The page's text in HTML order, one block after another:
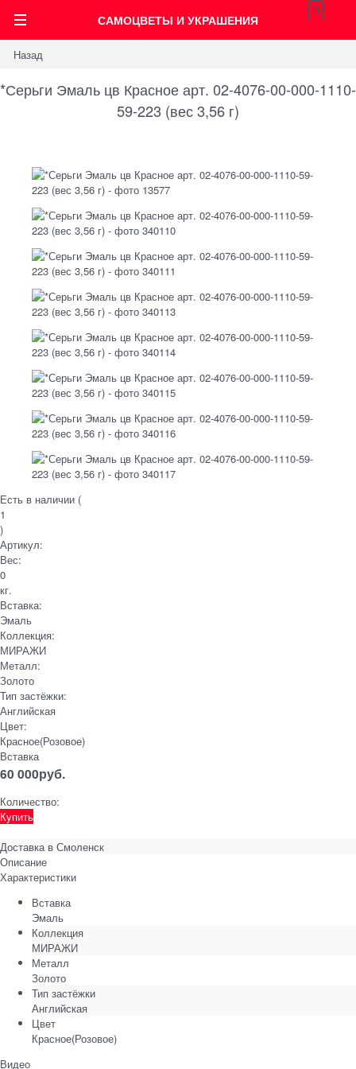
САМОЦВЕТЫ И УКРАШЕНИЯ
0
Назад
*Серьги Эмаль цв Красное арт. 02-4076-00-000-1110-
59-223 (вес 3,56 г)
Есть в наличии (
1
)
Артикул:
Вес:
0
кг.
Вставка:
Эмаль
Коллекция:
МИРАЖИ
Металл:
Золото
Тип застёжки:
Английская
Цвет:
Красное(Розовое)
Вставка
60 000руб.
Количество:
Купить
Доставка в Смоленск
Описание
Характеристики
Вставка
Эмаль
Коллекция
МИРАЖИ
Металл
Золото
Тип застёжки
Английская
Цвет
Красное(Розовое)
Видео